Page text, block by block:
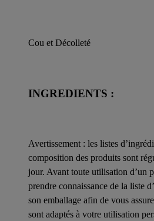
Cou et Décolleté
INGREDIENTS :
Avertissement : les listes
composition des produits sont
jour. Avant toute utilisation d’un
prendre connaissance de la liste
son emballage afin de vous
sont adaptés à votre utilisation